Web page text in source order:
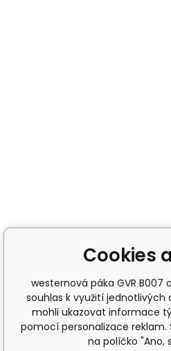
Cookies
westernová páka GVR B007
souhlas k využití
mohli ukazovat informace
pomocí personalizace reklam.
na políčko "Ano,